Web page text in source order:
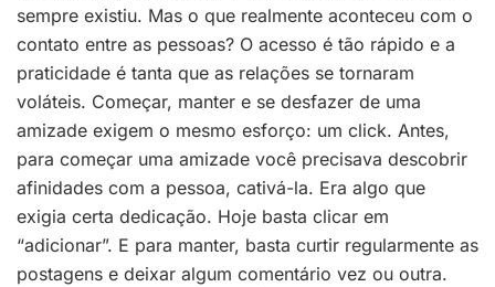
sempre existiu. Mas o que realmente aconteceu com o
contato entre as pessoas? O acesso é tão rápido e a
praticidade é tanta que as relações se tornaram
voláteis. Começar, manter e se desfazer de uma
amizade exigem o mesmo esforço: um click. Antes,
para começar uma amizade você precisava descobrir
afinidades com a pessoa, cativá-la. Era algo que
exigia certa dedicação. Hoje basta clicar em
“adicionar”. E para manter, basta curtir regularmente as
postagens e deixar algum comentário vez ou outra.